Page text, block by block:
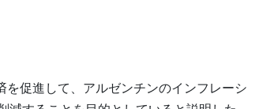
促進して、アルゼンチンのインフレーシ